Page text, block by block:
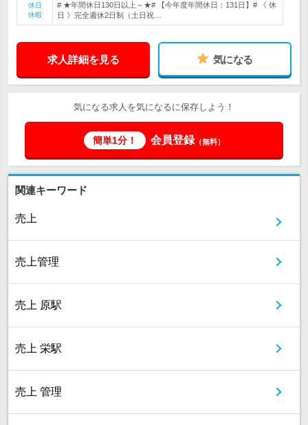
休日
休暇
# ★年間休日130日以上～★# 【今年度年間休日：131日】# 《 休
日 》完全週休2日制（土日祝…
求人詳細を見る 気になる
気になる求人を気になるに保存しよう！
簡単1分！ 会員登録（無料）
関連キーワード
売上
売上管理
売上 原駅
売上 栄駅
売上 管理